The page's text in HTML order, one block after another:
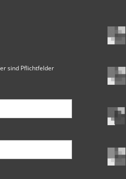
sind Pflichtfelder